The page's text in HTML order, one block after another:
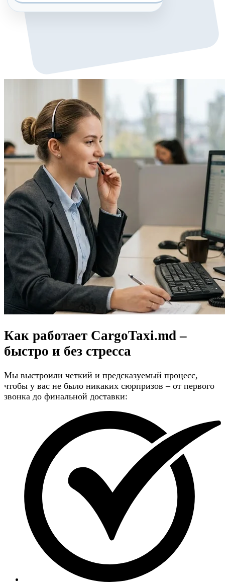
Как работает CargoTaxi.md –
быстро и без стресса
Мы выстроили четкий и предсказуемый процесс,
чтобы у вас не было никаких сюрпризов – от первого
звонка до финальной доставки: